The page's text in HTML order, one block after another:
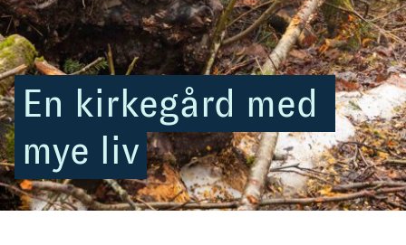
En kirkegård med
mye liv